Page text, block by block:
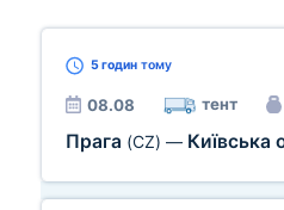
5 годин тому
08.08 тент
Прага (CZ) — Київська